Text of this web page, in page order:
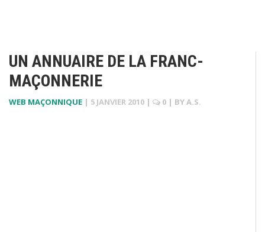
UN ANNUAIRE DE LA FRANC-
MAÇONNERIE
WEB MAÇONNIQUE | 5 JANVIER 2010 | 0 | BYA.S.